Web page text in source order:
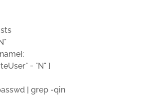
= "N" ]
| grep -qin